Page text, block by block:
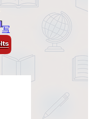
写